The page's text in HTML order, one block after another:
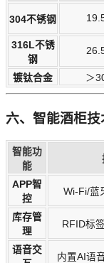
304不锈钢
316L不锈
钢
镀钛合金
＞
六、智能酒柜技
智能功
能
APP智
控
Wi-Fi/蓝
库存管
理
RFID标
语音交
内置AI语